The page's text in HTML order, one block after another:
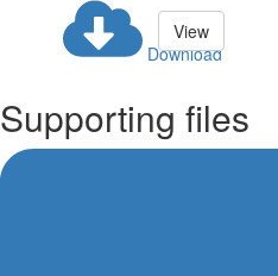
Download
View
Supporting files